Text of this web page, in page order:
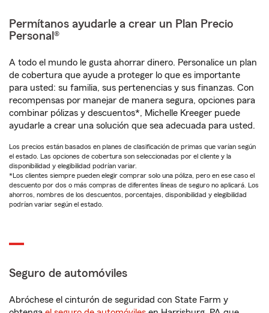
Permítanos ayudarle a crear un Plan Precio
Personal®
A todo el mundo le gusta ahorrar dinero. Personalice un plan
de cobertura que ayude a proteger lo que es importante
para usted: su familia, sus pertenencias y sus finanzas. Con
recompensas por manejar de manera segura, opciones para
combinar pólizas y descuentos*, Michelle Kreeger puede
ayudarle a crear una solución que sea adecuada para usted.
Los precios están basados en planes de clasificación de primas que varían según
el estado. Las opciones de cobertura son seleccionadas por el cliente y la
disponibilidad y elegibilidad podrían variar.
*Los clientes siempre pueden elegir comprar solo una póliza, pero en ese caso el
descuento por dos o más compras de diferentes líneas de seguro no aplicará. Los
ahorros, nombres de los descuentos, porcentajes, disponibilidad y elegibilidad
podrían variar según el estado.
Seguro de automóviles
Abróchese el cinturón de seguridad con State Farm y